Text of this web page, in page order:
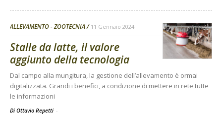
ALLEVAMENTO - ZOOTECNIA 11 Gennaio 2024
Stalle da latte, il valore
aggiunto della tecnologia
Dal campo alla mungitura, la gestione dell’allevamento è ormai
digitalizzata. Grandi i benefici, a condizione di mettere in rete tutte
le informazioni
Di Ottavio Repetti -